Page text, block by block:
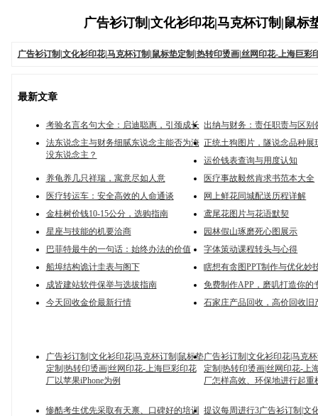
广告衫订制|文化衫印花|马克杯订制|鼠标
广告衫订制|文化衫印花|马克杯订制|鼠标垫定制|热转印烫画|丝网印花-上海巨彩
最新文章
考验名言名句大全：启迪聪惠，引颈成长 出纳与财务：责任职责与区别
法东说念主与财务细腻东说念主能否为淹
没东说念主？
正统土狗图片，隧说念品种展
运价钱表查询与用度认知
养龟养几只祥瑞，寓意尽如人意
医疗事故毅然肯求书范本大全
医疗转运车：安全高效的人命通谈
网上鲜花同城配送历程详解
金桂树价钱10-15公分，选购指南
鸢尾花图片与花语默契
星座与技能的机要洽商
园林假山琢磨死心图展示
巴菲特最牛的一句话：始终办法的价值
字体策动课程转头与心得
船埠结构诡计圭表与阁下
瞎想有贪图PPT制作与优化妙
成皆建站软件保举与选拔指南
免费制作APP，磨叽打造你的
今天回收金价最新行情
石家庄产品回收，高价回收旧
广告衫订制|文化衫印花|马克杯订制|鼠标垫
定制|热转印烫画|丝网印花-上海巨彩印花
厂以苹果iPhone为例
广告衫订制|文化衫印花|马克
定制|热转印烫画|丝网印花-上
厂怎样高效、环保地进行起重
惨酷考生优先采取有天禀、口碑好的培训
提议每周进行3广告衫订制|文